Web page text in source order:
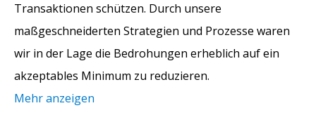
Transaktionen schützen. Durch unsere
maßgeschneiderten Strategien und Prozesse waren
wir in der Lage die Bedrohungen erheblich auf ein
akzeptables Minimum zu reduzieren.
Mehr anzeigen